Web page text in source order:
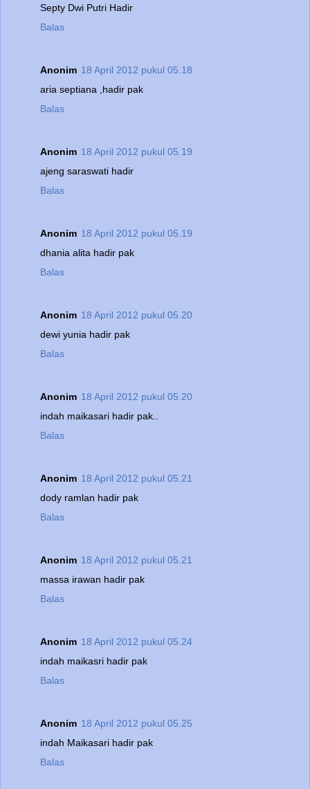
Septy Dwi Putri Hadir
Balas
Anonim 18 April 2012 pukul 05.18
aria septiana ,hadir pak
Balas
Anonim 18 April 2012 pukul 05.19
ajeng saraswati hadir
Balas
Anonim 18 April 2012 pukul 05.19
dhania alita hadir pak
Balas
Anonim 18 April 2012 pukul 05.20
dewi yunia hadir pak
Balas
Anonim 18 April 2012 pukul 05.20
indah maikasari hadir pak..
Balas
Anonim 18 April 2012 pukul 05.21
dody ramlan hadir pak
Balas
Anonim 18 April 2012 pukul 05.21
massa irawan hadir pak
Balas
Anonim 18 April 2012 pukul 05.24
indah maikasri hadir pak
Balas
Anonim 18 April 2012 pukul 05.25
indah Maikasari hadir pak
Balas